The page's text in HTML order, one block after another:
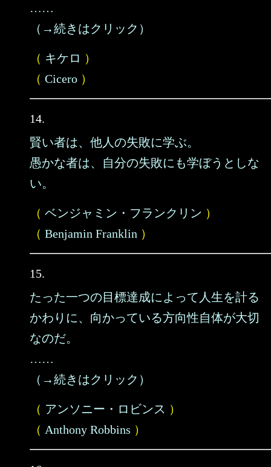
……
（→続きはクリック）
（ キケロ ）
（ Cicero ）
14.
賢い者は、他人の失敗に学ぶ。
愚かな者は、自分の失敗にも学ぼうとしな
い。
（ ベンジャミン・フランクリン ）
（ Benjamin Franklin ）
15.
たった一つの目標達成によって人生を計る
かわりに、向かっている方向性自体が大切
なのだ。
……
（→続きはクリック）
（ アンソニー・ロビンス ）
（ Anthony Robbins ）